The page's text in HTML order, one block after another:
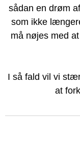
sådan en drøm
som ikke
må nøjes med
I så fald vil vi
at